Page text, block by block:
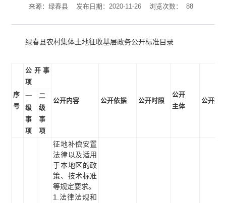
来源：绿春县 发布日期：2020-11-26 浏览次数： 88
绿春县农村集体土地征收基层政务公开标准目录
序
号
公开事
项
公开内容 公开依据 公开时限
公开
主体
公开渠
一
级
事
项
二
级
事
项
征地补偿安置
法律以及适用
于本地区的政
策、技术标准
等规定要求。
1.法律法规和